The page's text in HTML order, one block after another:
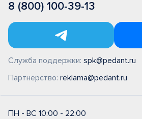
8 (800) 100-39-13
Служба поддержки: spk@pedant.ru
Партнерство: reklama@pedant.ru
ПН - ВС 10:00 - 22:00